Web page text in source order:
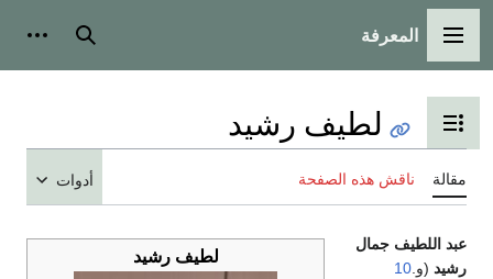
القائمة الرئيسية
المعرفة بحث
تبديل عرض جدول المحتويات
لطيف رشيد
مقالة ناقش هذه الصفحة أدوات
لطيف رشيد
عبد اللطيف جمال
رشيد (و. 10